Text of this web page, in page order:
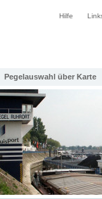
Hilfe
Pegelauswahl über Karte